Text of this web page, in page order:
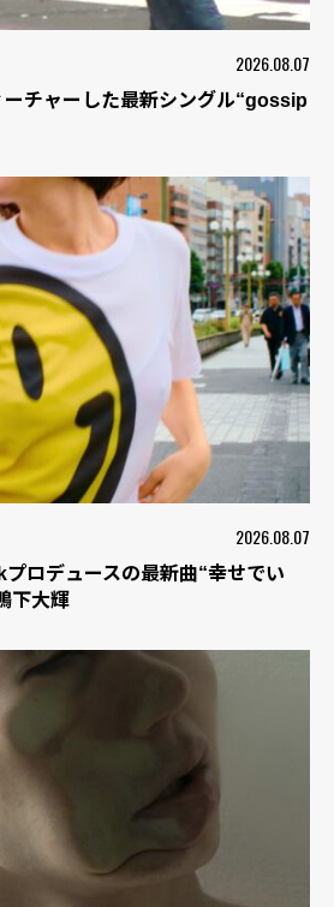
2026.08.07
チャーした最新シングル“gossip
2026.08.07
ロデュースの最新曲“幸せでい
下大輝